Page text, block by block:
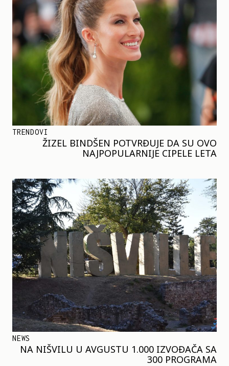
TRENDOVI
ŽIZEL BINDŠEN POTVRĐUJE DA SU OVO
NAJPOPULARNIJE CIPELE LETA
NEWS
NA NIŠVILU U AVGUSTU 1.000 IZVOĐAČA SA
300 PROGRAMA